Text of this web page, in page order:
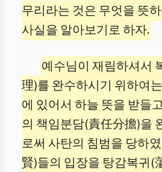
무리라는 것은 무엇을 뜻
사실을 알아보기로 하자.
예수님이 재림하셔서
理)를 완수하시기 위하여
에 있어서 하늘 뜻을 받들
의 책임분담(責任分擔)을
로써 사탄의 침범을 당하
賢)들의 입장을 탕감복귀(